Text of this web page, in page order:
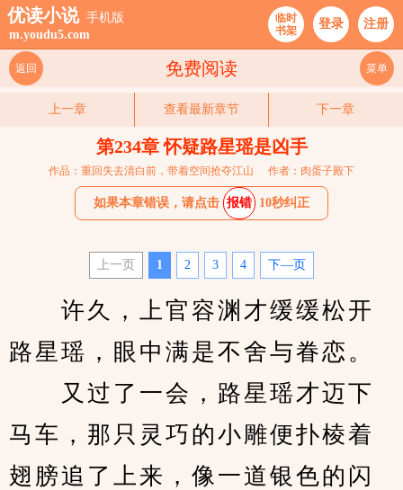
优读小说 手机版
m.youdu5.com
临时
书架
登录 注册
免费阅读
返回 菜单
上一章 查看最新章节 下一章
第234章 怀疑路星瑶是凶手
作品：重回失去清白前，带着空间抢夺江山 作者：肉蛋子殿下
如果本章错误，请点击 报错 10秒纠正
上一页 1 2 3 4 下—页
许久，上官容渊才缓缓松开
路星瑶，眼中满是不舍与眷恋。
又过了一会，路星瑶才迈下
马车，那只灵巧的小雕便扑棱着
翅膀追了上来，像一道银色的闪